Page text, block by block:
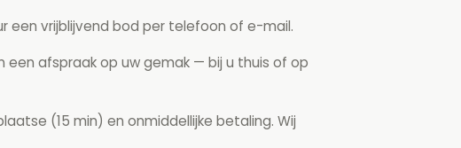
een vrijblijvend bod per telefoon of e-mail.
een afspraak op uw gemak — bij u thuis of op
(15 min) en onmiddellijke betaling. Wij